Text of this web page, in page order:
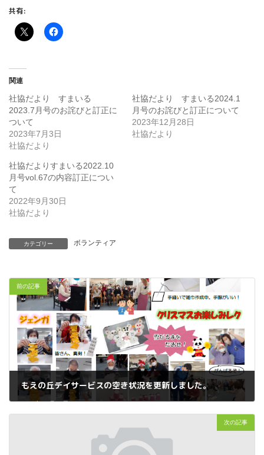
共有:
関連
社協だより すまいる
2023.7月号のお詫びと訂正に
ついて
2023年7月3日
社協だより
社協だより すまいる2024.1
月号のお詫びと訂正について
2023年12月28日
社協だより
社協だよりすまいる2022.10
月号vol.67の内容訂正につい
て
2022年9月30日
社協だより
カテゴリー ボランティア
前の記事
もえの丘デイサービスの空き状況を更新しました。
2024年12月26日
次の記事